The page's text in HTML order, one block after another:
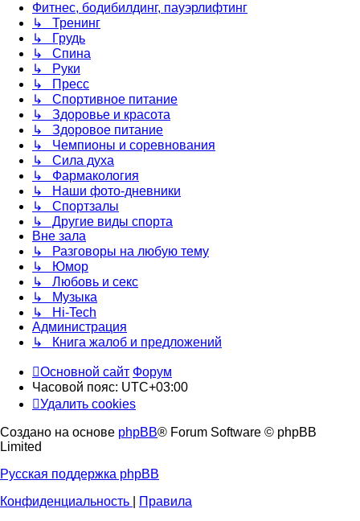
Фитнес, бодибилдинг, пауэрлифтинг
↳ Тренинг
↳ Грудь
↳ Спина
↳ Руки
↳ Пресс
↳ Спортивное питание
↳ Здоровье и красота
↳ Здоровое питание
↳ Чемпионы и соревнования
↳ Сила духа
↳ Фармакология
↳ Наши фото-дневники
↳ Спортзалы
↳ Другие виды спорта
Вне зала
↳ Разговоры на любую тему
↳ Юмор
↳ Любовь и секс
↳ Музыка
↳ Hi-Tech
Администрация
↳ Книга жалоб и предложений
Основной сайт Форум
Часовой пояс: UTC+03:00
Удалить cookies
Создано на основе phpBB® Forum Software © phpBB
Limited
Русская поддержка phpBB
Конфиденциальность
Правила